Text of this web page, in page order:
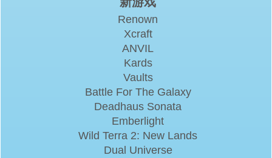
Renown
Xcraft
ANVIL
Kards
Vaults
Battle For The Galaxy
Deadhaus Sonata
Emberlight
Wild Terra 2: New Lands
Dual Universe